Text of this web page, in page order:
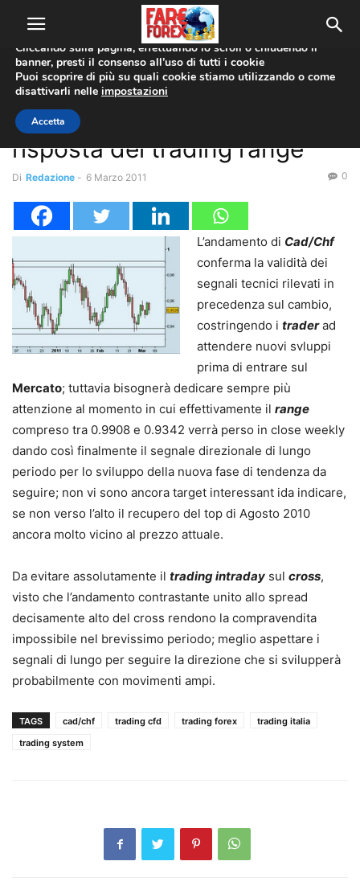
Home Analisi Tecnica
Analisi Tecnica Coppie Valute CAD/CHF
Analisi Tecnica: perfetta
risposta del trading range
Di Redazione - 6 Marzo 2011 0
L’andamento di Cad/Chf
conferma la validità dei
segnali tecnici rilevati in
precedenza sul cambio,
costringendo i traderad
attendere nuovi svluppi
prima di entrare sul
Mercato; tuttavia bisognerà dedicare sempre più
attenzione al momento in cui effettivamente il range
compreso tra 0.9908 e 0.9342 verrà perso in close weekly
dando così finalmente il segnale direzionale di lungo
periodo per lo sviluppo della nuova fase di tendenza da
seguire; non vi sono ancora target interessant ida indicare,
se non verso l’alto il recupero del top di Agosto 2010
ancora molto vicino al prezzo attuale.
Da evitare assolutamente il trading intraday sul cross,
visto che l’andamento contrastante unito allo spread
decisamente alto del cross rendono la compravendita
impossibile nel brevissimo periodo; meglio aspettare i
segnali di lungo per seguire la direzione che si svilupperà
probabilmente con movimenti ampi.
TAGS cad/chf trading cfd trading forex
trading italia
trading system
Utilizziamo i cookie per offrirti la migliore esperienza sul nostro
sito web.
Cliccando sulla pagina, effettuando lo scroll o chiudendo il
banner, presti il consenso all’uso di tutti i cookie
Puoi scoprire di più su quali cookie stiamo utilizzando o come
disattivarli nelle impostazioni
Accetta